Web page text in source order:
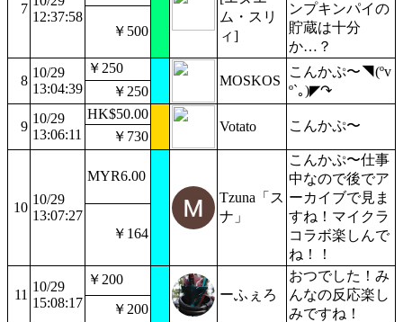
7
12:37:58
ム・スリ
ィ]
ンプキンパイの
貯蔵は十分
か…？
￥500
8
10/29
13:04:39
￥250
MOSKOS
こんかぷ〜◥(ºv
º`｡)◤↷
￥250
9
10/29
13:06:11
HK$50.00
Votato
こんかぷ〜
￥730
10
10/29
13:07:27
MYR6.00
Tzuna「ス
ナ」
こんかぷ〜仕事
中なので後でア
ーカイブで見ま
すね！マイクラ
コラボ楽しんで
ね！！
￥164
11
10/29
15:08:17
￥200
ーふぇろ
おつでした！み
んなの反応楽し
みですね！
￥200